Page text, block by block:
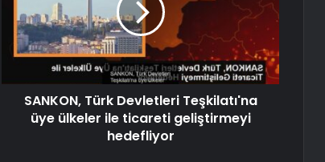
SANKON, Türk Devletleri Teşkilatı'na
üye ülkeler ile ticareti geliştirmeyi
hedefliyor